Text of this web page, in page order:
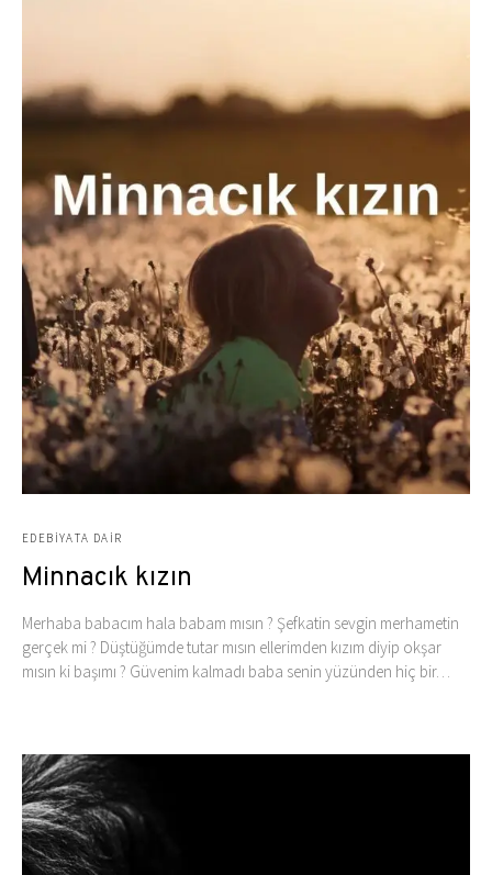
EDEBIYATA DAIR
Minnacık kızın
Merhaba babacım hala babam mısın ? Şefkatin sevgin merhametin
gerçek mi ? Düştüğümde tutar mısın ellerimden kızım diyip okşar
mısın ki başımı ? Güvenim kalmadı baba senin yüzünden hiç bir…